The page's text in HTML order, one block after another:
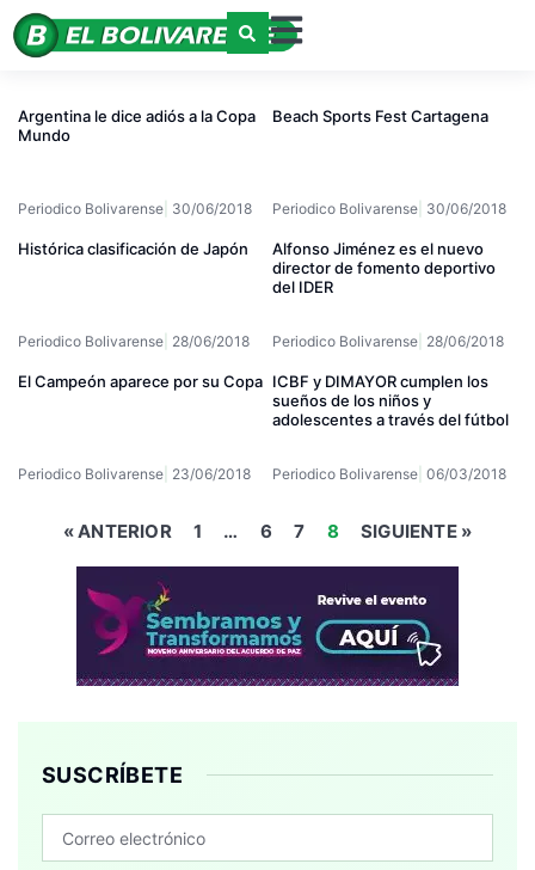
Argentina le dice adiós a la Copa
Mundo
Periodico Bolivarense 30/06/2018
Beach Sports Fest Cartagena
Periodico Bolivarense 30/06/2018
Histórica clasificación de Japón
Periodico Bolivarense 28/06/2018
Alfonso Jiménez es el nuevo
director de fomento deportivo
del IDER
Periodico Bolivarense 28/06/2018
El Campeón aparece por su Copa
Periodico Bolivarense 23/06/2018
ICBF y DIMAYOR cumplen los
sueños de los niños y
adolescentes a través del fútbol
Periodico Bolivarense 06/03/2018
« ANTERIOR 1 … 6 7 8 SIGUIENTE »
SUSCRÍBETE